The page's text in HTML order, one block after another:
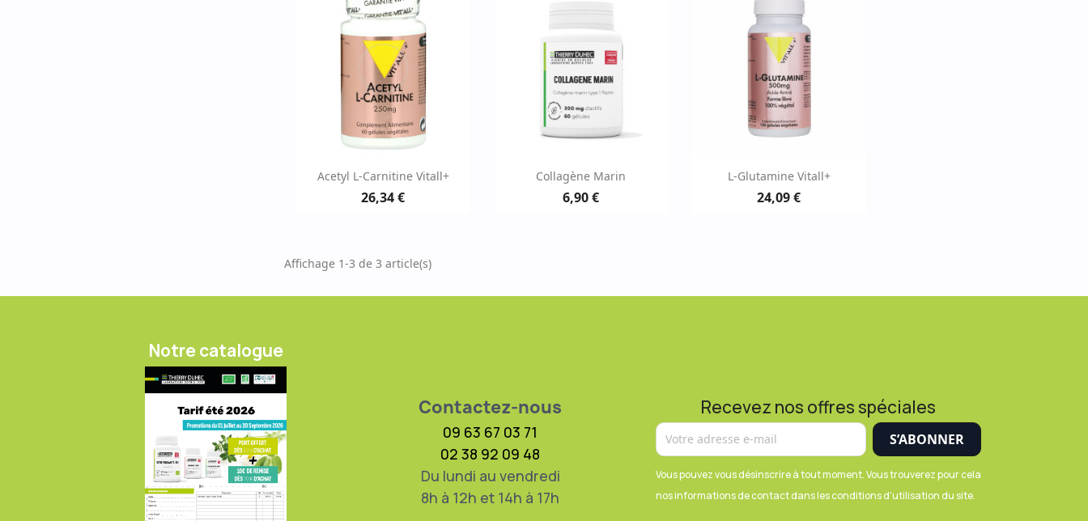
Aperçu rapide
Acetyl L-Carnitine Vitall+
26,34 €
Aperçu rapide
Collagène Marin
6,90 €
Aperçu rapide
L-Glutamine Vitall+
24,09 €
Affichage 1-3 de 3 article(s)
Notre catalogue
Contactez-nous
09 63 67 03 71
02 38 92 09 48
Du lundi au vendredi
8h à 12h et 14h à 17h
Recevez nos offres spéciales
Vous pouvez vous désinscrire à tout moment. Vous trouverez pour cela
nos informations de contact dans les conditions d'utilisation du site.